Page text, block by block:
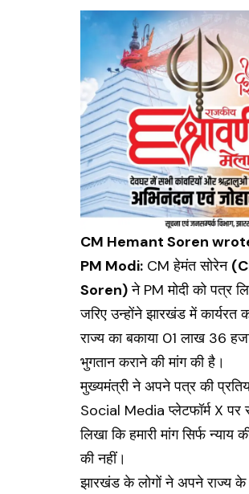
CM Hemant Soren
PM Modi: CM हेमंत सोरेन
Soren)ने PM मोदी को पत्र
जरिए उन्होंने झारखंड में कार्यरत
राज्य का बकाया 01 लाख 36
भुगतान कराने की मांग की है।
मुख्यमंत्री ने अपने पत्र की
Social Media प्लेटफॉर्म X पर
लिखा कि हमारी मांग सिर्फ न्याय
की नहीं।
झारखंड के लोगों ने अपने राज्य के